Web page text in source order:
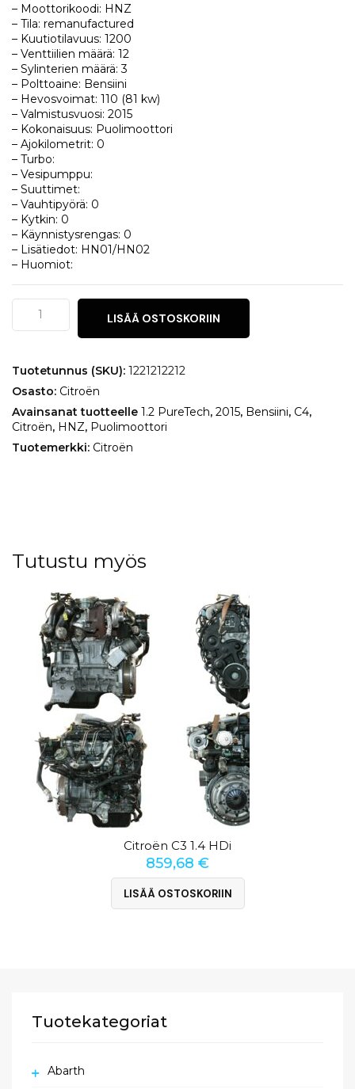
– Moottorikoodi: HNZ
– Tila: remanufactured
– Kuutiotilavuus: 1200
– Venttiilien määrä: 12
– Sylinterien määrä: 3
– Polttoaine: Bensiini
– Hevosvoimat: 110 (81 kw)
– Valmistusvuosi: 2015
– Kokonaisuus: Puolimoottori
– Ajokilometrit: 0
– Turbo:
– Vesipumppu:
– Suuttimet:
– Vauhtipyörä: 0
– Kytkin: 0
– Käynnistysrengas: 0
– Lisätiedot: HN01/HN02
– Huomiot:
Citroën
1.2
määrä
LISÄÄ OSTOSKORIIN
Tuotetunnus (SKU): 1221212212
Osasto: Citroën
Avainsanat tuotteelle 1.2 PureTech, 2015, Bensiini, C4,
Citroën, HNZ, Puolimoottori
Tuotemerkki: Citroën
Tutustu myös
Citroën C3 1.4 HDi
859,68 €
LISÄÄ OSTOSKORIIN
Tuotekategoriat
Abarth